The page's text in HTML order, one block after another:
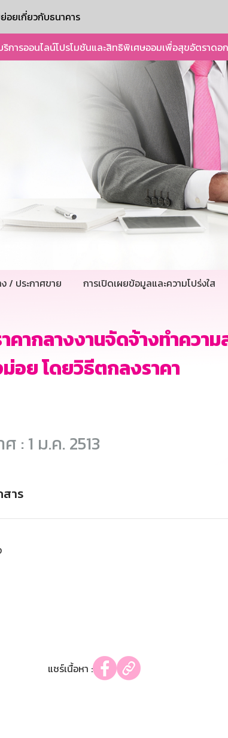
อยเกี่ยวกับธนาคาร
ริการออนไลน์โปรโมชันและสิทธิพิเศษออมเพื่อสุขอัตราดอ
/ ประกาศขาย การเปิดเผยข้อมูลและความโปร่งใส
คากลางงานจัดจ้างทำควา
อย โดยวิธีตกลงราคา
: 1 ม.ค. 2513
สาร
แชร์เนื้อหา :